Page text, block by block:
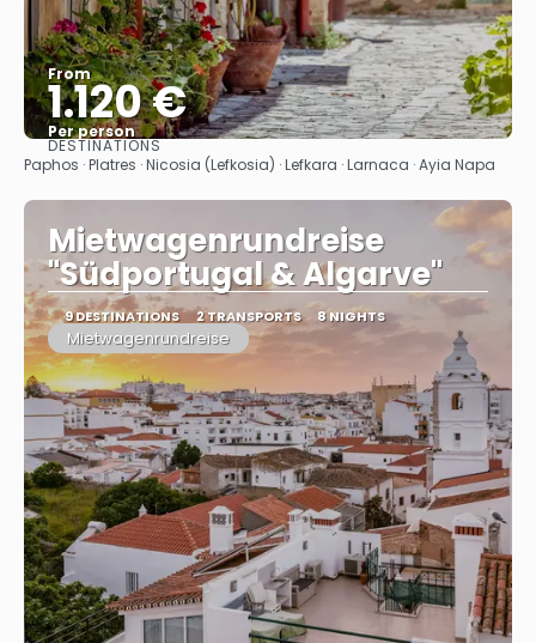
From
1.120 €
Per person
See
DESTINATIONS
Paphos · Platres · Nicosia (Lefkosia) · Lefkara · Larnaca · Ayia Napa
Mietwagenrundreise
"Südportugal & Algarve"
9 DESTINATIONS 2 TRANSPORTS 8 NIGHTS
Mietwagenrundreise